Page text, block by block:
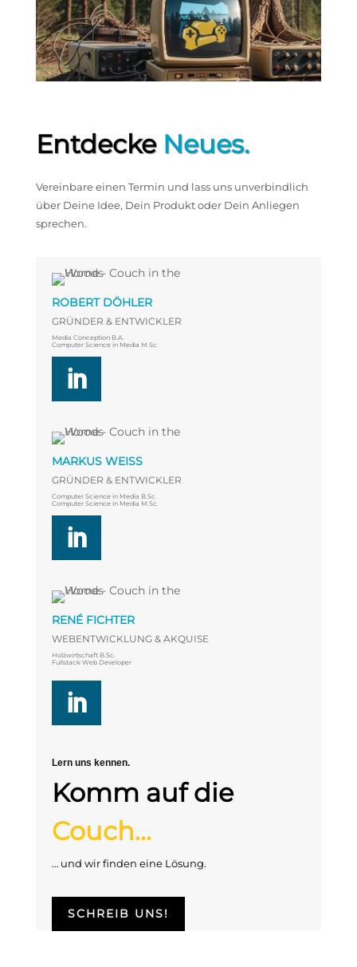
Entdecke Neues.
Vereinbare einen Termin und lass uns unverbindlich
über Deine Idee, Dein Produkt oder Dein Anliegen
sprechen.
ROBERT DÖHLER
GRÜNDER & ENTWICKLER
Media Conception B.A.
Computer Science in Media M.Sc.
MARKUS WEISS
GRÜNDER & ENTWICKLER
Computer Science in Media B.Sc.
Computer Science in Media M.Sc.
RENÉ FICHTER
WEBENTWICKLUNG & AKQUISE
Holzwirtschaft B.Sc.
Fullstack Web Developer
Lern uns kennen.
Komm auf die
Couch…
… und wir finden eine Lösung.
SCHREIB UNS!